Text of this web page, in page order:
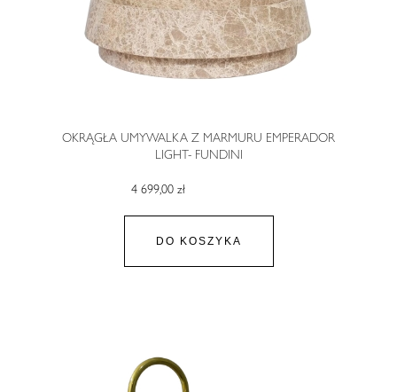
OKRĄGŁA UMYWALKA Z MARMURU EMPERADOR
LIGHT- FUNDINI
4 699,00 zł
DO KOSZYKA